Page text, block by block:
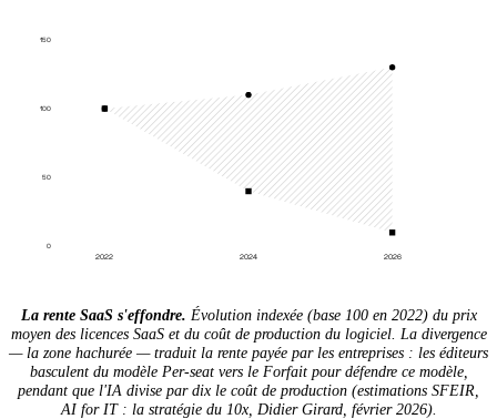
0
50
100
150
2022 2024 2026
La rente SaaS s'effondre. Évolution indexée (base 100 en 2022) du prix
moyen des licences SaaS et du coût de production du logiciel. La divergence
— la zone hachurée — traduit la rente payée par les entreprises : les éditeurs
basculent du modèle Per-seatvers le Forfaitpour défendre ce modèle,
pendant que l'IA divise par dix le coût de production (estimations SFEIR,
AI for IT : la stratégie du 10x, Didier Girard, février 2026).